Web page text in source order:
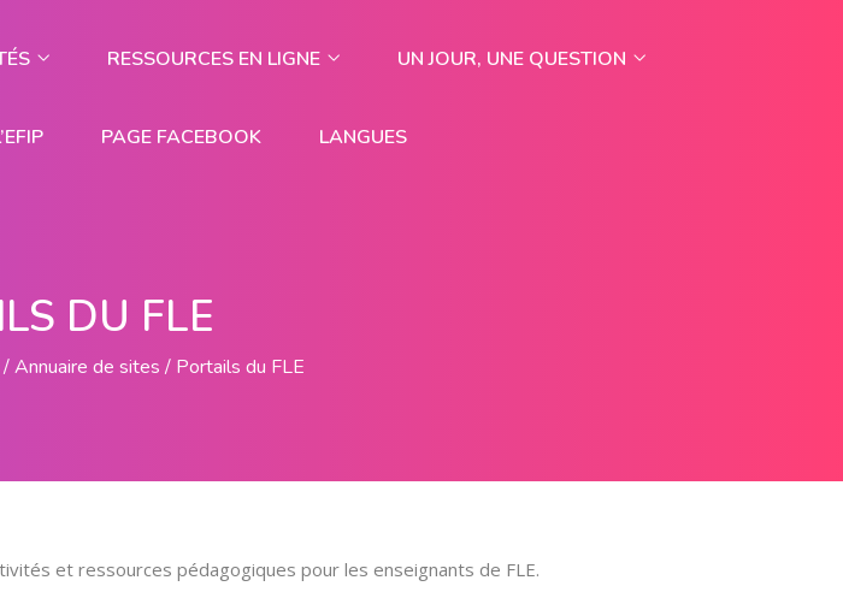
RESSOURCES EN LIGNE UN JOUR, UNE QUESTION
PAGE FACEBOOK LANGUES
DU FLE
Annuaire de sites Portails du FLE
et ressources pédagogiques pour les enseignants de FLE.